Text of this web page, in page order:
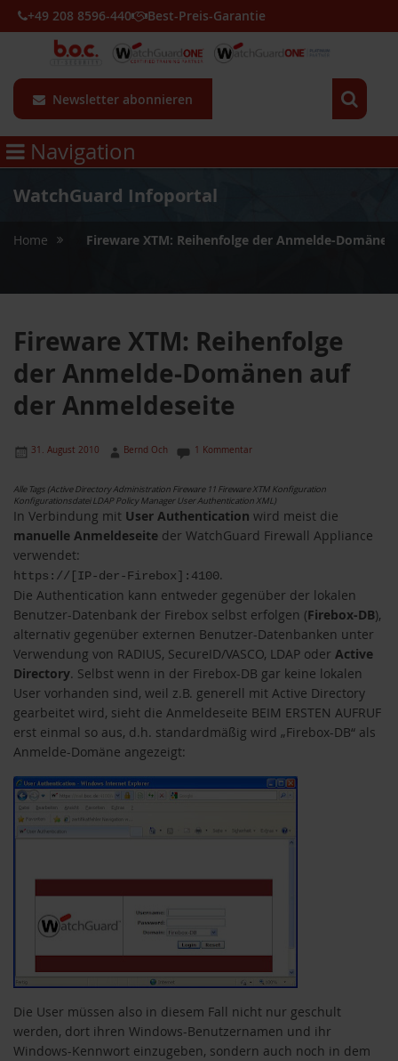
Newsletter abonnieren
+49 208 8596-440 Best-Preis-Garantie
Navigation
WatchGuard Infoportal
Home Fireware XTM: Reihenfolge der Anmelde-
Fireware XTM: Reihenfolge
der Anmelde-Domänen auf
der Anmeldeseite
31. August 2010 Bernd Och 1 Kommentar
Alle Tags (Active Directory Administration Fireware 11 Fireware XTM Konfiguration
Konfigurationsdatei LDAP Policy Manager User Authentication XML)
In Verbindung mit User Authentication wird meist die
manuelle Anmeldeseite der WatchGuard Firewall Appliance
verwendet:
https://[IP-der-Firebox]:4100.
Die Authentication kann entweder gegenüber der lokalen
Benutzer-Datenbank der Firebox selbst erfolgen (Firebox-DB),
alternativ gegenüber externen Benutzer-Datenbanken unter
Verwendung von RADIUS, SecureID/VASCO, LDAP oder Active
Directory. Selbst wenn in der Firebox-DB gar keine lokalen
User vorhanden sind, weil z.B. generell mit Active Directory
gearbeitet wird, sieht die Anmeldeseite BEIM ERSTEN AUFRUF
erst einmal so aus, d.h. standardmäßig wird „Firebox-DB“ als
Anmelde-Domäne angezeigt:
Die User müssen also in diesem Fall nicht nur geschult
werden, dort ihren Windows-Benutzernamen und ihr
Windows-Kennwort einzugeben, sondern auch noch in dem